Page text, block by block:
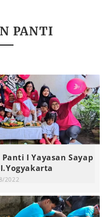
PANTI
I Yayasan Sayap
2022